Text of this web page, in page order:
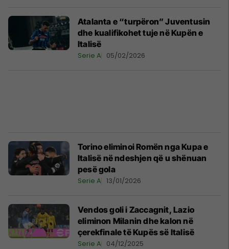
Atalanta e “turpëron” Juventusin
dhe kualifikohet tuje në Kupën e
Italisë
Serie A 05/02/2026
Torino eliminoi Romën nga Kupa e
Italisë në ndeshjen që u shënuan
pesë gola
Serie A 13/01/2026
Vendos goli i Zaccagnit, Lazio
eliminon Milanin dhe kalon në
çerekfinale të Kupës së Italisë
Serie A 04/12/2025